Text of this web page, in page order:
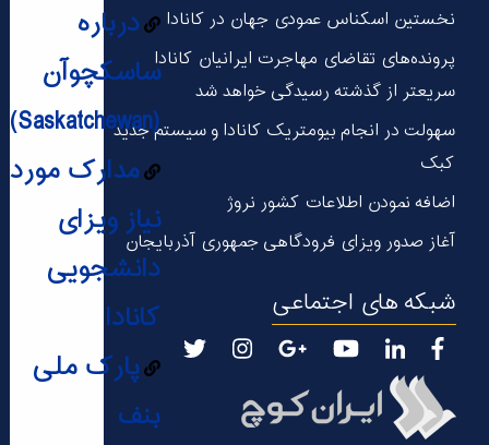
درباره
ساسکچوآن
(Saskatchewan)
مدارک مورد
نیاز ویزای
دانشجویی
کانادا
پارک ملی
بنف
نخستین اسکناس عمودی جهان در كانادا
پرونده‌های تقاضای مهاجرت ایرانیان کانادا
سریعتر از گذشته رسیدگی خواهد شد
سهولت در انجام بیومتریک کانادا و سیستم جدید
کبک
اضافه نمودن اطلاعات کشور نروژ
آغاز صدور ویزای فرودگاهی جمهوری آذربایجان
شبکه های اجتماعی